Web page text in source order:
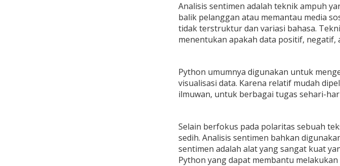
Analisis sentimen adalah teknik ampuh
balik pelanggan atau memantau media
tidak terstruktur dan variasi bahasa.
menentukan apakah data positif, negatif,
Python umumnya digunakan untuk
visualisasi data. Karena relatif mudah
ilmuwan, untuk berbagai tugas sehari-
Selain berfokus pada polaritas sebuah
sedih. Analisis sentimen bahkan
sentimen adalah alat yang sangat kuat
Python yang dapat membantu melakukan